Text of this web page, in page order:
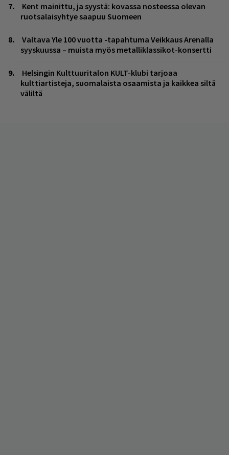
Kent mainittu, ja syystä: kovassa nosteessa olevan
ruotsalaisyhtye saapuu Suomeen
Valtava Yle 100 vuotta -tapahtuma Veikkaus Arenalla
syyskuussa – muista myös metalliklassikot-konsertti
Helsingin Kulttuuritalon KULT-klubi tarjoaa
kulttiartisteja, suomalaista osaamista ja kaikkea siltä
väliltä